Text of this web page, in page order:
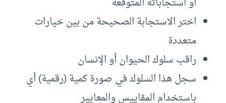
اختر الاستجابة الصحيحة من بين خيارات
متعددة
راقب سلوك الحيوان أو الإنسان
سجل هذا السلوك في صورة كمية (رقمية) أي
باستخدام المقاييس والمعايير